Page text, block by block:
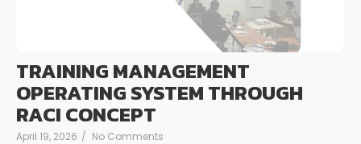
TRAINING MANAGEMENT
OPERATING SYSTEM THROUGH
RACI CONCEPT
April 19, 2026 / No Comments